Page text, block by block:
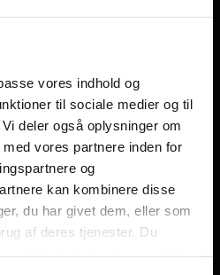
vores indhold og
til sociale medier og til
deler også oplysninger om
vores partnere inden for
og
kan kombinere disse
du har givet dem, eller som
af deres tjenester. Du